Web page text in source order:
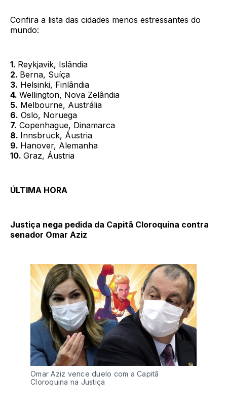
Confira a lista das cidades menos estressantes do
mundo:
1. Reykjavik, Islândia
2. Berna, Suíça
3. Helsinki, Finlândia
4. Wellington, Nova Zelândia
5. Melbourne, Austrália
6. Oslo, Noruega
7. Copenhague, Dinamarca
8. Innsbruck, Áustria
9. Hanover, Alemanha
10. Graz, Áustria
ÚLTIMA HORA
Justiça nega pedida da Capitã Cloroquina contra
senador Omar Aziz
Omar Aziz vence duelo com a Capitã
Cloroquina na Justiça